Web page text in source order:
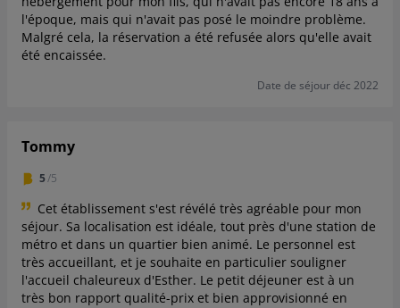
l'époque, mais qui n'avait pas posé le moindre problème.
Malgré cela, la réservation a été refusée alors qu'elle avait
été encaissée.
Date de séjour déc 2022
Tommy
5/5
Cet établissement s'est révélé très agréable pour mon
séjour. Sa localisation est idéale, tout près d'une station de
métro et dans un quartier bien animé. Le personnel est
très accueillant, et je souhaite en particulier souligner
l'accueil chaleureux d'Esther. Le petit déjeuner est à un
très bon rapport qualité-prix et bien approvisionné en